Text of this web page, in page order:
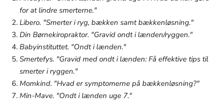
for at lindre smerterne."
Libero. "Smerter i ryg, bækken samt bækkenløsning."
Din Børnekiropraktor. "Gravid ondt i lænden/ryggen."
Babyinstituttet. "Ondt i lænden."
Smertefys. "Gravid med ondt i lænden: Få effektive tips til
smerter i ryggen."
Momkind. "Hvad er symptomerne på bækkenløsning?"
Min-Mave. "Ondt i lænden uge 7."